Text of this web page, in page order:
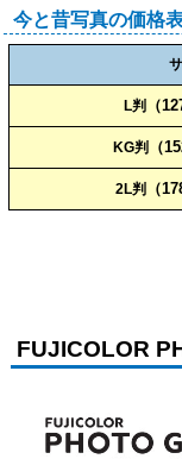
今と昔写真の価格
L判（
KG判（
2L判（
FUJICOLOR